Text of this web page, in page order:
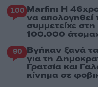
100 Marfin: Η
να απολογηθεί
συμμετείχε
100.000
90 Βγήκαν ξανά
για τη
Γρατσία και
κίνημα σε